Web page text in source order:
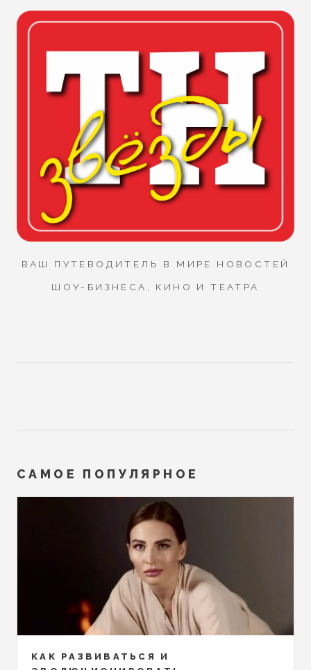
ВАШ ПУТЕВОДИТЕЛЬ В МИРЕ НОВОСТЕЙ
ШОУ-БИЗНЕСА, КИНО И ТЕАТРА
САМОЕ ПОПУЛЯРНОЕ
КАК РАЗВИВАТЬСЯ И